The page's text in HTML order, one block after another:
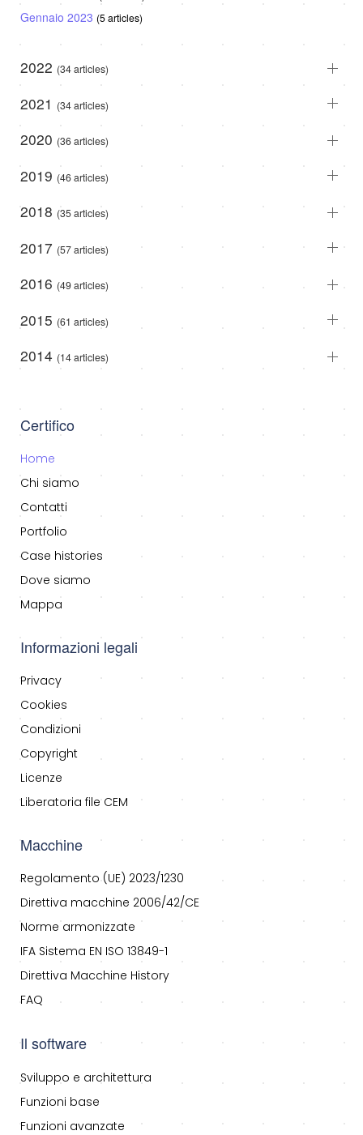
Gennaio 2023 (5 articles)
2022 (34 articles)
2021 (34 articles)
2020 (36 articles)
2019 (46 articles)
2018 (35 articles)
2017 (57 articles)
2016 (49 articles)
2015 (61 articles)
2014 (14 articles)
Certifico
Home
Chi siamo
Contatti
Portfolio
Case histories
Dove siamo
Mappa
Informazioni legali
Privacy
Cookies
Condizioni
Copyright
Licenze
Liberatoria file CEM
Macchine
Regolamento (UE) 2023/1230
Direttiva macchine 2006/42/CE
Norme armonizzate
IFA Sistema EN ISO 13849-1
Direttiva Macchine History
FAQ
Il software
Sviluppo e architettura
Funzioni base
Funzioni avanzate